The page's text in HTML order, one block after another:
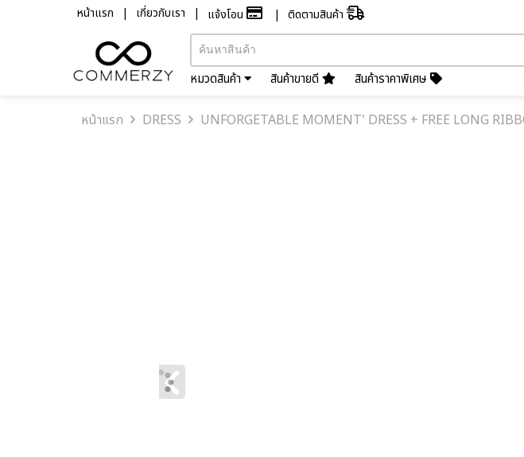
หน้าแรก เกี่ยวกับเรา แจ้งโอน ติดตามสินค้า
หมวดสินค้า สินค้าขายดี สินค้าราคาพิเศษ
หน้าแรก DRESS UNFORGETABLE MOMENT' DRESS + FREE LONG